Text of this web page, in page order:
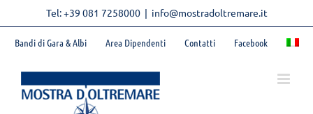
Tel: +39 081 7258000 | info@mostradoltremare.it
Bandi di Gara & Albi Area Dipendenti Contatti Facebook